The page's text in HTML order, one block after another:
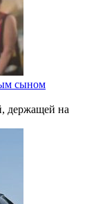
сыном
держащей на